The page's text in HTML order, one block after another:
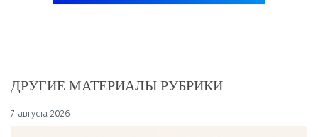
ДРУГИЕ МАТЕРИАЛЫ РУБРИКИ
7 августа 2026